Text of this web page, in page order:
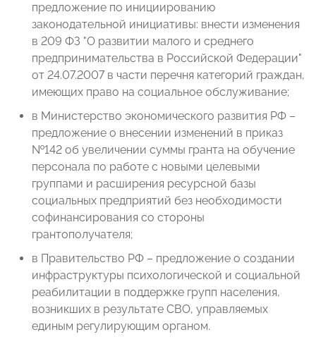
предложение по инициированию
законодательной инициативы: внести изменения
в 209 ФЗ "О развитии малого и среднего
предпринимательства в Российской Федерации"
от 24.07.2007 в части перечня категорий граждан,
имеющих право на социальное обслуживание;
в Министерство экономического развития РФ –
предложение о внесении изменений в приказ
№142 об увеличении суммы гранта на обучение
персонала по работе с новыми целевыми
группами и расширения ресурсной базы
социальных предприятий без необходимости
софинансирования со стороны
грантополучателя;
в Правительство РФ – предложение о создании
инфраструктуры психологической и социальной
реабилитации в поддержке групп населения,
возникших в результате СВО, управляемых
единым регулирующим органом.